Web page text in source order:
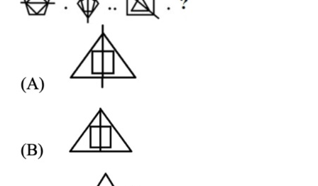
CHSL
CHSL Question Papers
CHSL Syllabus
CHSL Exam Resources
CHSL Sample Paper
CHSL Study Notes